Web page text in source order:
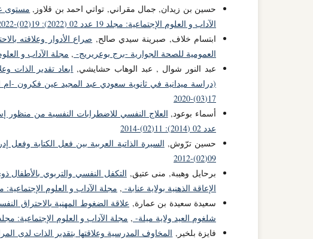
حسين بن زيدان, جمال مقراني, تواتي احمد بن قلاوز, مستوى
الآداب و العلوم الإجتماعية: مجلد 19 عدد 02 (2022): 19(02)-2022
ابتسام خلاف, صبرينة سيدي صالح, صراع الأدوار وعلاقته
العمومية للصحة الجوارية -برج بوعريريج- , مجلة الآداب و العلوم
عبد النور شوال , عبد الوهاب حشايشي, ابعاد تقدير الذات
(دراسة ميدانية في ثانوية سعودي عبد المجيد عين فكرون -ام
17(03)-2020
أسماء بوعود, العلاج النفسي للاضطرابات النفسية من منظور
عدد 02 (2014): 11(02)-2014
حسين ترّوش, السيرة الذاتية العربية بين فعل الكتابة وفعل
09(02)-2012
برحايل وهيبة, منى عتيق, التكفل النفسي والتربوي بالأطفال
الإعاقة الذهنية بولاية عنابة- , مجلة الآداب و العلوم الإجتماعية: مجلد 19 عدد 01 (2022):
سعيدة سعيدة بن عمارة, علاقة الضغوط المهنية بالاحتراق
شلغوم العيد ولاية ميلة- , مجلة الآداب و العلوم الإجتماعية: مجلد 19 عدد 01 (2022): 19(01)-
فايزة بلخير, المخاوف المدرسية وعلاقتها بتقدير الذات لدى